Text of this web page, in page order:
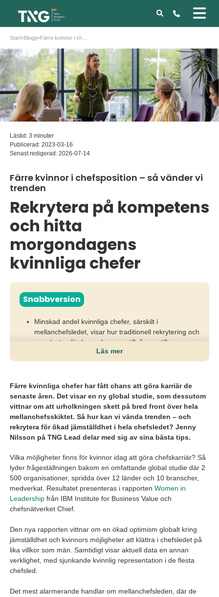
Start»Blogg»
Lästid: 3 minuter
Publicerad: 2023-03-16
Senast redigerad: 2026-07-14
Färre kvinnor i chefsposition – så vänder vi
trenden
Rekrytera på kompetens
och hitta
morgondagens
kvinnliga chefer
Snabbversion
Minskad andel kvinnliga chefer, särskilt i
mellanchefsledet, visar hur traditionell rekrytering och
omedvetna fördomar bromsar tillgången till
framtidens kvinnliga ledare.
innovationskraft och en chefsstruktur som inte
speglar samhället eller säkrar långsiktig
kompetensförsörjning.
Företag behöver rekrytera på kompetens, skrota
nätverksrekrytering, arbeta inkluderande med
employer branding och använda datadrivna,
Läs mer
Färre kvinnliga chefer har fått chans att göra karriär de
senaste åren. Det visar en ny global studie, som dessutom
vittnar om att urholkningen skett på bred front över hela
mellanchefsskiktet. Så hur kan vi vända trenden – och
rekrytera för ökad jämställdhet i hela chefsledet? Jenny
Nilsson på TNG Lead delar med sig av sina bästa tips.
Vilka möjligheter finns för kvinnor idag att göra chefskarriär? Så
lyder frågeställningen bakom en omfattande global studie där 2
500 organisationer, spridda över 12 länder och 10 branscher,
medverkat. Resultatet presenteras i rapporten Women in
Leadership från IBM Institute for Business Value och
chefsnätverket Chief.
Den nya rapporten vittnar om en ökad optimism globalt kring
jämställdhet och kvinnors möjligheter att klättra i chefsledet på
lika villkor som män. Samtidigt visar aktuell data en annan
verklighet, med sjunkande kvinnlig representation i de flesta
chefsled.
Det mest alarmerande handlar om mellanchefsleden, där de